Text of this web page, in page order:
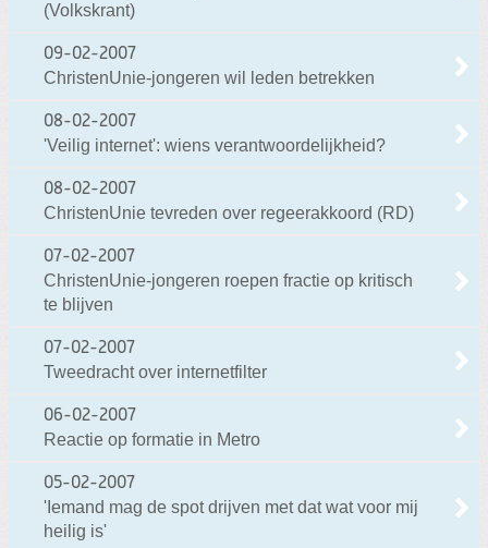
(Volkskrant)
09-02-2007
ChristenUnie-jongeren wil leden betrekken
08-02-2007
'Veilig internet': wiens verantwoordelijkheid?
08-02-2007
ChristenUnie tevreden over regeerakkoord (RD)
07-02-2007
ChristenUnie-jongeren roepen fractie op kritisch
te blijven
07-02-2007
Tweedracht over internetfilter
06-02-2007
Reactie op formatie in Metro
05-02-2007
'Iemand mag de spot drijven met dat wat voor mij
heilig is'